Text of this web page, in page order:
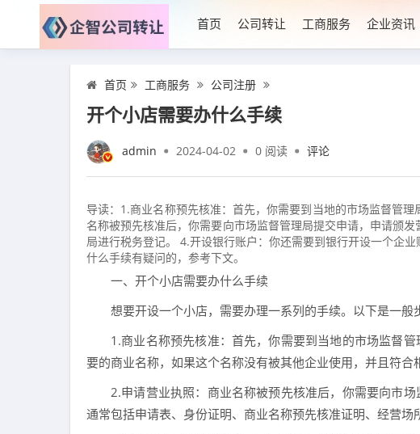
首页 公司转让 工商服务 企业资讯
首页 工商服务 公司注册
开个小店需要办什么手续
admin 2024-04-02 0 阅读 评论
导读：1.商业名称预先核准：首先，你需要到当地的市场监督管
名称被预先核准后，你需要向市场监督管理局提交申请，申请颁
局进行税务登记。 4.开设银行账户：你还需要到银行开设一个企
什么手续有疑问的，参考下文。
一、开个小店需要办什么手续
想要开设一个小店，需要办理一系列的手续。以下是一般
1.商业名称预先核准：首先，你需要到当地的市场监督
要的商业名称，如果这个名称没有被其他企业使用，并且符合
2.申请营业执照：商业名称被预先核准后，你需要向市
通常包括申请表、身份证明、商业名称预先核准证明、经营场